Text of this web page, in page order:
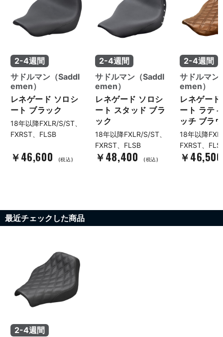
2-4週間
サドルマン（Saddl
emen）
レネゲード ソロシ
ート ブラック
18年以降FXLR/S/ST、
FXRST、FLSB
￥46,600 (税込)
2-4週間
サドルマン（Saddl
emen）
レネゲード ソロシ
ート スタッド ブラ
ック
18年以降FXLR/S/ST、
FXRST、FLSB
￥48,400 (税込)
2-4週間
サドルマン
emen）
レネゲー
ート ラテ
ッチ ブラ
18年以降
FXRST、
￥
最近チェックした商品
2-4週間